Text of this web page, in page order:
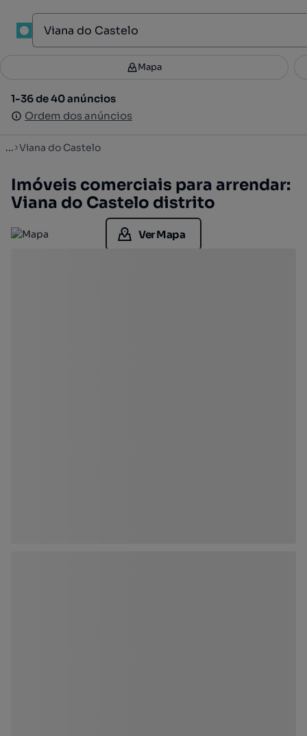
Filtros 3
1-36 de 40 anúncios
Ordem dos anúncios
Mapa
1-36 de 40 anúncios
Ordem dos anúncios
... Viana do Castelo
Imóveis comerciais para arrendar:
Viana do Castelo distrito
Ver Mapa